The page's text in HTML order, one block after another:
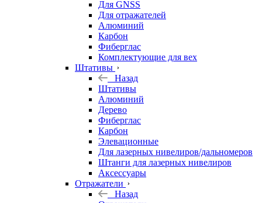
Для GNSS
Для отражателей
Алюминий
Карбон
Фиберглас
Комплектующие для вех
Штативы
Назад
Штативы
Алюминий
Дерево
Фиберглас
Карбон
Элевационные
Для лазерных нивелиров/дальномеров
Штанги для лазерных нивелиров
Аксессуары
Отражатели
Назад